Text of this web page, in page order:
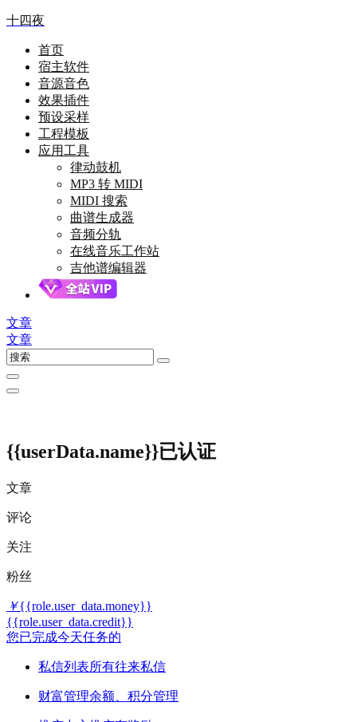
十四夜
首页
宿主软件
音源音色
效果插件
预设采样
工程模板
应用工具
律动鼓机
MP3 转 MIDI
MIDI 搜索
曲谱生成器
音频分轨
在线音乐工作站
吉他谱编辑器
文章
文章
{{userData.name}}已认证
文章
评论
关注
粉丝
￥{{role.user_data.money}}
{{role.user_data.credit}}
您已完成今天任务的
私信列表所有往来私信
财富管理余额、积分管理